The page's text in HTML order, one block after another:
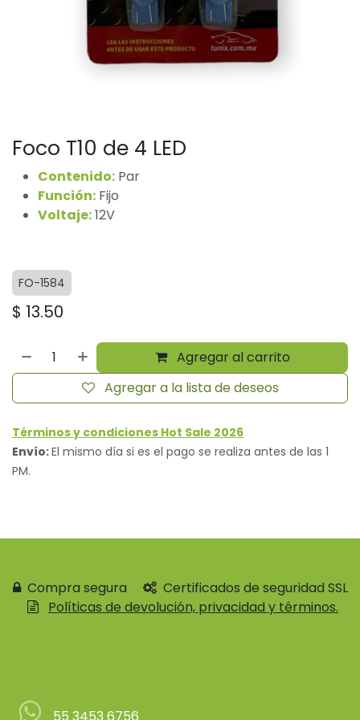
Foco T10 de 4 LED
Contenido: Par
Función: Fijo
Voltaje:12V
FO-1584
$ 13.50
Agregar al carrito
Agregar a la lista de deseos
Términos y condiciones Hot Sale 2026
Envío:El mismo día si es el pago se realiza antes de las 1
PM.
Compra segura
Certificados de seguridad SSL
Políticas de devolución, privacidad y términos.